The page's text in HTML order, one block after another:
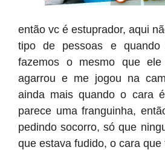
então vc é estuprador, aqui
tipo de pessoas e quando
fazemos o mesmo que
agarrou e me jogou na
ainda mais quando o cara
parece uma franguinha,
pedindo socorro, só que
que estava fudido, o cara